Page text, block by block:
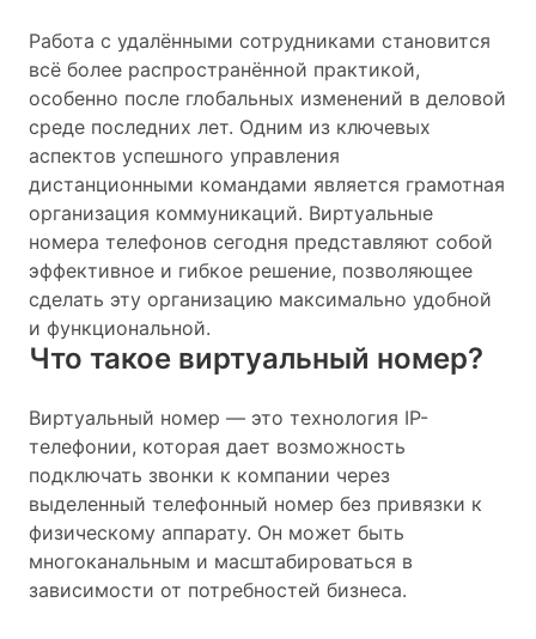
Работа с удалёнными сотрудниками становится
всё более распространённой практикой,
особенно после глобальных изменений в деловой
среде последних лет. Одним из ключевых
аспектов успешного управления
дистанционными командами является грамотная
организация коммуникаций. Виртуальные
номера телефонов сегодня представляют собой
эффективное и гибкое решение, позволяющее
сделать эту организацию максимально удобной
и функциональной.
Что такое виртуальный номер?
Виртуальный номер — это технология IP-
телефонии, которая дает возможность
подключать звонки к компании через
выделенный телефонный номер без привязки к
физическому аппарату. Он может быть
многоканальным и масштабироваться в
зависимости от потребностей бизнеса.